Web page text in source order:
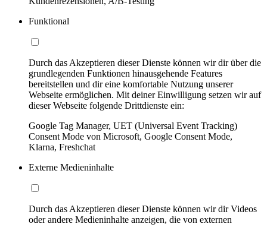
Funktional
Durch das Akzeptieren dieser Dienste können wir dir über die
grundlegenden Funktionen hinausgehende Features
bereitstellen und dir eine komfortable Nutzung unserer
Webseite ermöglichen. Mit deiner Einwilligung setzen wir auf
dieser Webseite folgende Drittdienste ein:
Google Tag Manager, UET (Universal Event Tracking)
Consent Mode von Microsoft, Google Consent Mode,
Klarna, Freshchat
Externe Medieninhalte
Durch das Akzeptieren dieser Dienste können wir dir Videos
oder andere Medieninhalte anzeigen, die von externen